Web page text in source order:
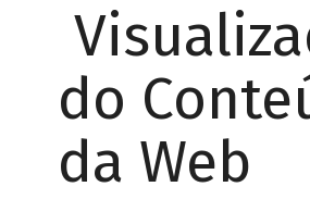
do
da Web